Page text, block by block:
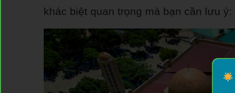
khác biệt quan trọng mà bạn cần lưu ý: